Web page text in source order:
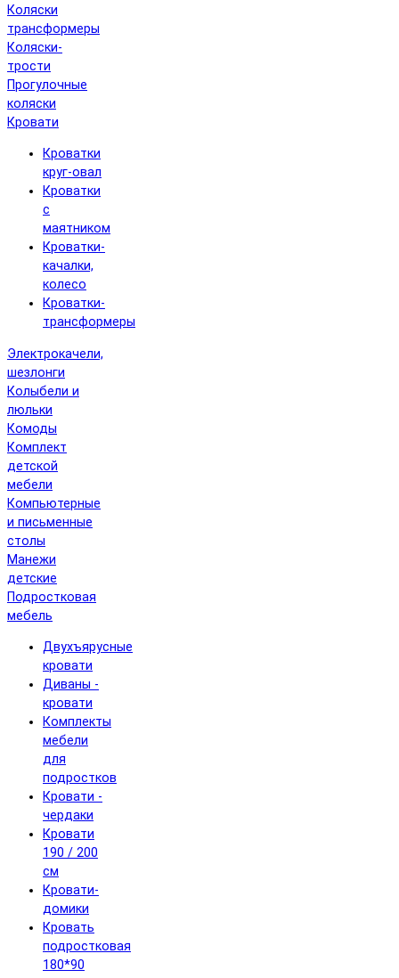
Коляски
трансформеры
Коляски-
трости
Прогулочные
коляски
Кровати
Кроватки
круг-овал
Кроватки
с
маятником
Кроватки-
качалки,
колесо
Кроватки-
трансформеры
Электрокачели,
шезлонги
Колыбели и
люльки
Комоды
Комплект
детской
мебели
Компьютерные
и письменные
столы
Манежи
детские
Подростковая
мебель
Двухъярусные
кровати
Диваны -
кровати
Комплекты
мебели
для
подростков
Кровати -
чердаки
Кровати
190 / 200
см
Кровати-
домики
Кровать
подростковая
180*90